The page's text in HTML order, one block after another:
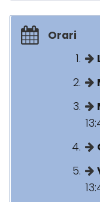
Orari